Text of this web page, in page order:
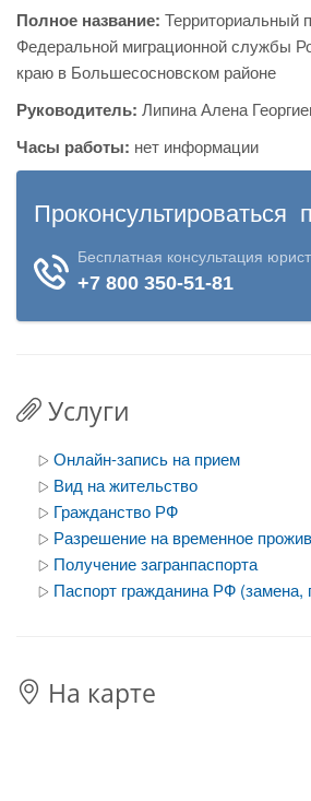
Полное название: Территориальный
Федеральной миграционной службы
краю в Большесосновском районе
Руководитель: Липина Алена
Часы работы: нет информации
Услуги
Онлайн-запись на прием
Вид на жительство
Гражданство РФ
Разрешение на временное
Получение загранпаспорта
Паспорт гражданина РФ (замена,
На карте